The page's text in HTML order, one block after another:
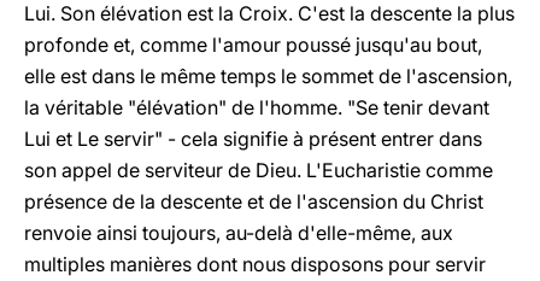
Lui. Son élévation est la Croix. C'est la descente la plus
profonde et, comme l'amour poussé jusqu'au bout,
elle est dans le même temps le sommet de l'ascension,
la véritable "élévation" de l'homme. "Se tenir devant
Lui et Le servir" - cela signifie à présent entrer dans
son appel de serviteur de Dieu. L'Eucharistie comme
présence de la descente et de l'ascension du Christ
renvoie ainsi toujours, au-delà d'elle-même, aux
multiples manières dont nous disposons pour servir